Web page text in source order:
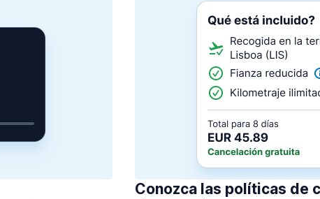
Conozca las políticas de